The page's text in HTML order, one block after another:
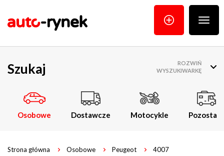
menu
Szukaj
Osobowe Dostawcze Motocykle Pozostałe
ROZWIŃ
WYSZUKIWARKĘ
Strona główna Osobowe Peugeot
4007